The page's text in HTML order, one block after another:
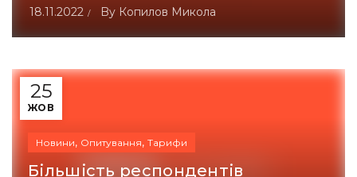
18.11.2022 By Копилов Микола
25
ЖОВ
Новини, Опитування, Тарифи
Більшість респондентів